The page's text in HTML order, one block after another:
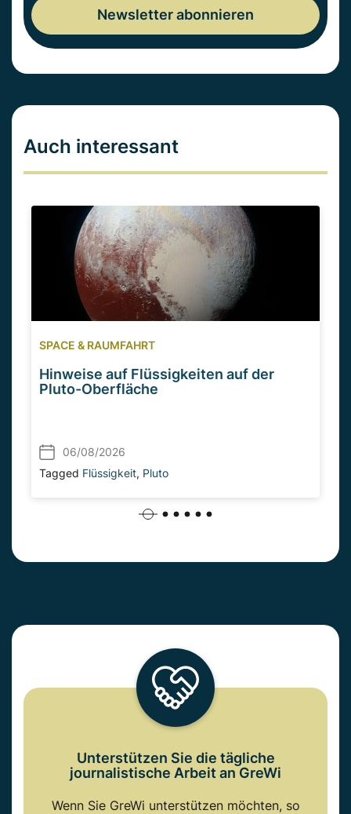
Auch interessant
SPACE & RAUMFAHRT
Hinweise auf Flüssigkeiten auf der
Pluto-Oberfläche
06/08/2026
Tagged Flüssigkeit, Pluto
Unterstützen Sie die tägliche
journalistische Arbeit an GreWi
Wenn Sie GreWi unterstützen möchten, so